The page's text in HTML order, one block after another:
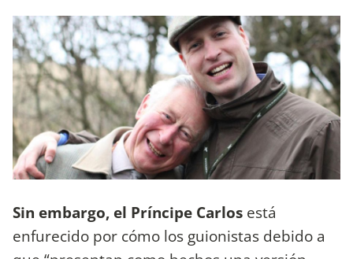
Sin embargo, el Príncipe Carlos está
enfurecido por cómo los guionistas debido a